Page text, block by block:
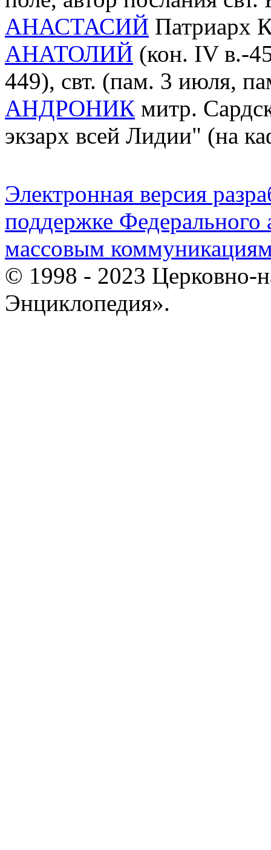
АНАСТАСИЙ Патриарх
АНАТОЛИЙ (кон. IV в.-
449), свт. (пам. 3 июля,
АНДРОНИК митр.
экзарх всей Лидии" (на
Электронная версия
поддержке Федерального
массовым
© 1998 - 2023 Церковно-
Энциклопедия».